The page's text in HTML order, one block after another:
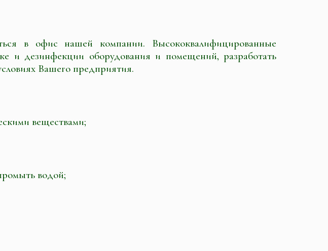
в офис нашей компании. Высококвалифицированные
и дезинфекции оборудования и помещений, разработать
Вашего предприятия.
веществами;
водой;